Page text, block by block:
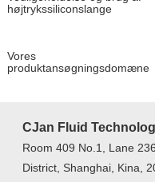
højtrykssiliconslange
Vores
produktansøgningsdomæne
CJan Fluid
Room 409 No.1, Lane
District, Shanghai, Kina,